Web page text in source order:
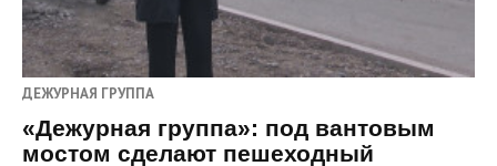
ДЕЖУРНАЯ ГРУППА
«Дежурная группа»: под вантовым
мостом сделают пешеходный